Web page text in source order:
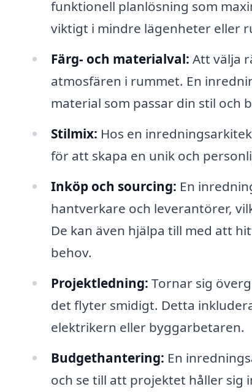
funktionell planlösning som
viktigt i mindre lägenheter eller
Färg- och materialval: Att välja
atmosfären i rummet. En
material som passar din stil och
Stilmix: Hos en
för att skapa en unik och
Inköp och sourcing: En
hantverkare och leverantörer,
De kan även hjälpa till med att
behov.
Projektledning: Tornar sig
det flyter smidigt. Detta
elektrikern eller byggarbetaren.
Budgethantering: En
och se till att projektet håller sig